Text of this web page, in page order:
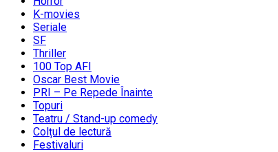
K-movies
Seriale
SF
Thriller
100 Top AFI
Oscar Best Movie
PRI – Pe Repede Înainte
Topuri
Teatru / Stand-up comedy
Colțul de lectură
Festivaluri